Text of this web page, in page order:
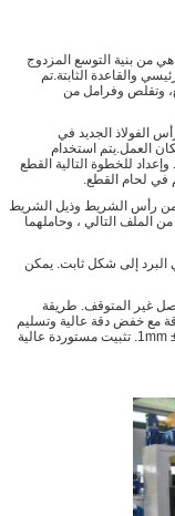
من بنية التوسع المزدوج
والقاعدة الثابتة.تم
وتقلص وفرامل من
الفولاذ الجديد في
العمل.يتم استخدام
للخطوة التالية القطع
في لحام القطع.
من رأس الشريط وذيل الشريط
الملف التالي ، وحاملهما
إلى شكل ثابت. يمكن
غير المتوقف. طريقة
مع خفض دقة عالية وتسليم
الدرج والعجلات المستوردة. دقة القطع (مسافة الثقب) هو ± 1mm. تثبيت مستوردة عالية